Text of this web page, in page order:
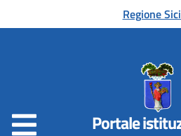
al contenuto principaleRegione
Portale